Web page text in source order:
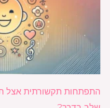
התפתחות תקשורתית אצל